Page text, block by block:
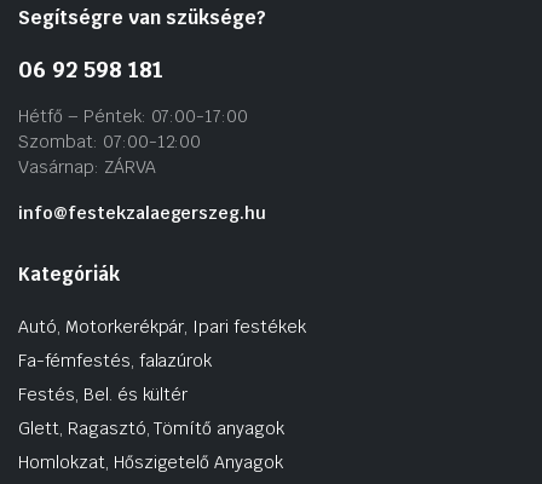
Segítségre van szüksége?
06 92 598 181
Hétfő – Péntek: 07:00-17:00
Szombat: 07:00-12:00
Vasárnap: ZÁRVA
info@festekzalaegerszeg.hu
Kategóriák
Autó, Motorkerékpár, Ipari festékek
Fa-fémfestés, falazúrok
Festés, Bel. és kültér
Glett, Ragasztó, Tömítő anyagok
Homlokzat, Hőszigetelő Anyagok